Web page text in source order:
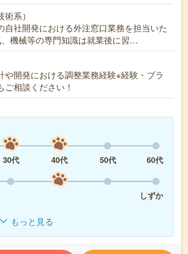
系）
自社開発における外注窓口業務を担当いた
機械等の専門知識は就業後に習…
や開発における調整業務経験※経験・ブラ
ご相談ください！
30代 40代 50代
60代
しずか
もっと見る